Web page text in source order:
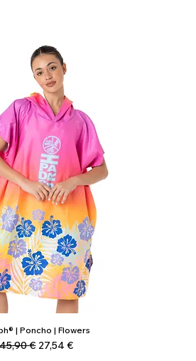
Vista rapida
| Poncho | Flowers
Prezzo regolare
45,90 € Prezzo scontato
27,54 €